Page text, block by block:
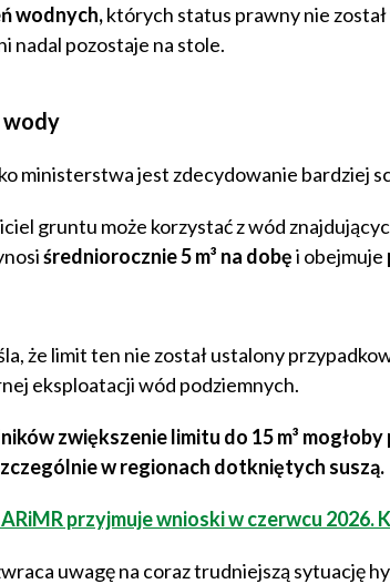
wodnych,których status prawny nie
nadal pozostaje na stole.
wody
ministerstwa jest zdecydowanie bardziej
gruntu może korzystać z wód
średniorocznie 5 m³ na dobęi obejmuje
że limit ten nie został ustalony
eksploatacji wód podziemnych.
zwiększenie limitu do 15 m³
w regionach dotkniętych suszą.
przyjmuje wnioski w czerwcu 2026.
uwagę na coraz trudniejszą sytuację